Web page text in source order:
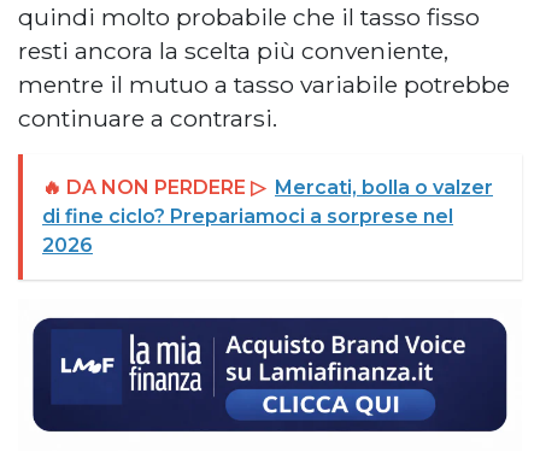
quindi molto probabile che il tasso fisso
resti ancora la scelta più conveniente,
mentre il mutuo a tasso variabile potrebbe
continuare a contrarsi.
🔥 DA NON PERDERE ▷ Mercati, bolla o valzer
di fine ciclo? Prepariamoci a sorprese nel
2026